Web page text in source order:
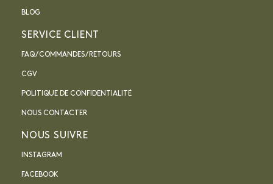
BLOG
SERVICE CLIENT
FAQ / COMMANDES / RETOURS
CGV
POLITIQUE DE CONFIDENTIALITÉ
NOUS CONTACTER
NOUS SUIVRE
INSTAGRAM
FACEBOOK